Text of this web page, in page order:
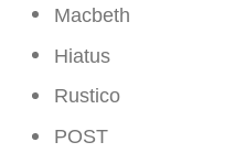
Macbeth
Hiatus
Rustico
POST